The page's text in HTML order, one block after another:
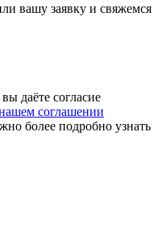
вашу заявку и свяжемся
даёте согласие
соглашении
более подробно узнать